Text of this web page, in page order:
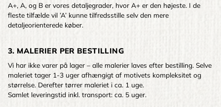
A+, A, og B er vores detaljegrader, hvor A+ er den højeste. I de
fleste tilfælde vil ’A’ kunne tilfredsstille selv den mere
detaljeorienterede køber.
3. MALERIER PER BESTILLING
Vi har ikke varer på lager – alle malerier laves efter bestilling. Selve
maleriet tager 1-3 uger afhængigt af motivets kompleksitet og
størrelse. Derefter tørrer maleriet i ca. 1 uge.
Samlet leveringstid inkl. transport: ca. 5 uger.